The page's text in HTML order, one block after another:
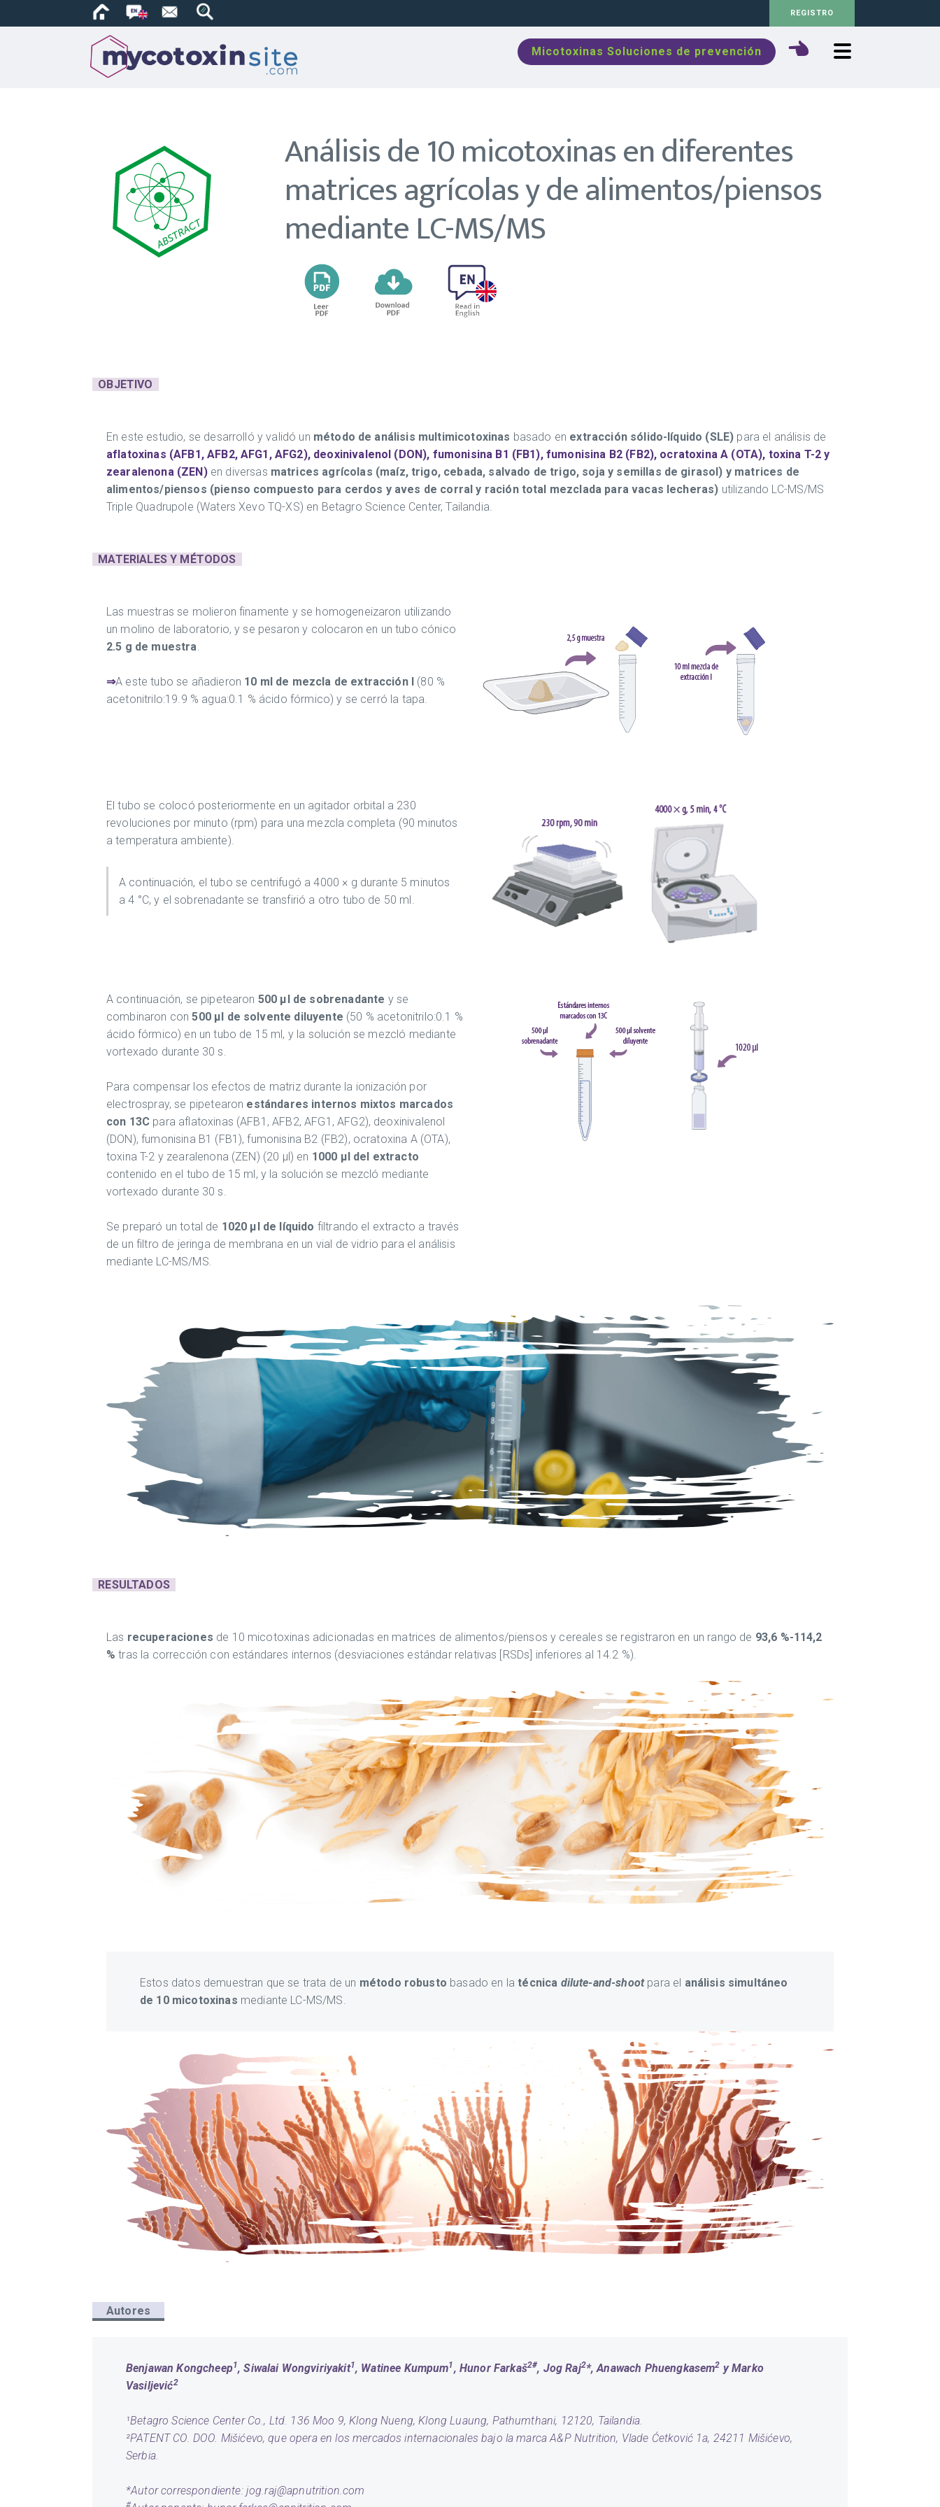
REGISTRO
Micotoxinas Soluciones de prevención
Análisis de 10 micotoxinas en diferentes
matrices agrícolas y de alimentos/piensos
mediante LC-MS/MS
OBJETIVO
En este estudio, se desarrolló y validó un método de análisis multimicotoxinas basado en extracción sólido-líquido (SLE) para el análisis de
aflatoxinas (AFB1, AFB2, AFG1, AFG2), deoxinivalenol (DON), fumonisina B1 (FB1), fumonisina B2 (FB2), ocratoxina A (OTA), toxina T-2 y
zearalenona (ZEN) en diversas matrices agrícolas (maíz, trigo, cebada, salvado de trigo, soja y semillas de girasol) y matrices de
alimentos/piensos (pienso compuesto para cerdos y aves de corral y ración total mezclada para vacas lecheras) utilizando LC-MS/MS
Triple Quadrupole (Waters Xevo TQ-XS) en Betagro Science Center, Tailandia.
MATERIALES Y MÉTODOS
Las muestras se molieron finamente y se homogeneizaron utilizando
un molino de laboratorio, y se pesaron y colocaron en un tubo cónico
2.5 g de muestra.
⇒A este tubo se añadieron 10 ml de mezcla de extracción I (80 %
acetonitrilo:19.9 % agua:0.1 % ácido fórmico) y se cerró la tapa.
El tubo se colocó posteriormente en un agitador orbital a 230
revoluciones por minuto (rpm) para una mezcla completa (90 minutos
a temperatura ambiente).
A continuación, el tubo se centrifugó a 4000 × g durante 5 minutos
a 4 °C, y el sobrenadante se transfirió a otro tubo de 50 ml.
A continuación, se pipetearon 500 µl de sobrenadante y se
combinaron con500 µl de solvente diluyente (50 % acetonitrilo:0.1 %
ácido fórmico) en un tubo de 15 ml, y la solución se mezcló mediante
vortexado durante 30 s.
Para compensar los efectos de matriz durante la ionización por
electrospray, se pipetearon estándares internos mixtos marcados
con 13C para aflatoxinas (AFB1, AFB2, AFG1, AFG2), deoxinivalenol
(DON), fumonisina B1 (FB1), fumonisina B2 (FB2), ocratoxina A (OTA),
toxina T-2 y zearalenona (ZEN) (20 µl) en 1000 µl del extracto
contenido en el tubo de 15 ml, y la solución se mezcló mediante
vortexado durante 30 s.
Se preparó un total de 1020 µl de líquido filtrando el extracto a través
de un filtro de jeringa de membrana en un vial de vidrio para el análisis
mediante LC-MS/MS.
RESULTADOS
Las recuperaciones de 10 micotoxinas adicionadas en matrices de alimentos/piensos y cereales se registraron en un rango de 93,6 %-114,2
% tras la corrección con estándares internos (desviaciones estándar relativas [RSDs] inferiores al 14.2 %).
Estos datos demuestran que se trata de un método robusto basado en latécnica dilute-and-shootpara el análisis simultáneo
de 10 micotoxinas mediante LC-MS/MS.
Autores
Benjawan Kongcheep1, Siwalai Wongviriyakit1, Watinee Kumpum1, Hunor Farkaš2#, Jog Raj2*, Anawach Phuengkasem2 y Marko
Vasiljević2
¹Betagro Science Center Co., Ltd. 136 Moo 9, Klong Nueng, Klong Luaung, Pathumthani, 12120, Tailandia.
²PATENT CO. DOO. Mišićevo, que opera en los mercados internacionales bajo la marca A&P Nutrition, Vlade Ćetković 1a, 24211 Mišićevo,
Serbia.
*Autor correspondiente: jog.raj@apnutrition.com
#